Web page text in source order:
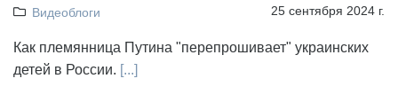
Видеоблоги 25 сентября 2024 г.
Как племянница Путина "перепрошивает" украинских
детей в России. [...]